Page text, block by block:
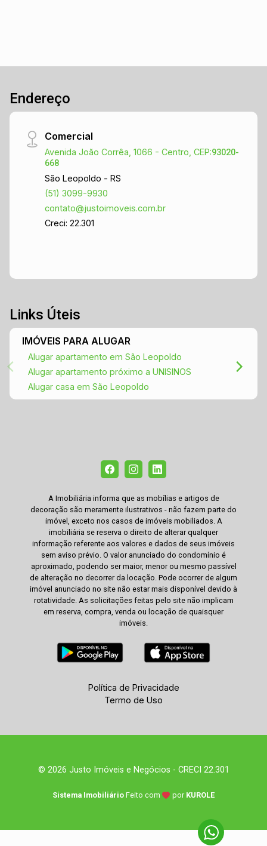
para outras cidades da região. Agende sua visita
São Leopoldo!
Endereço
Comercial
Avenida João Corrêa, 1066 - Centro, CEP:93020-
668
São Leopoldo - RS
(51) 3099-9930
contato@justoimoveis.com.br
Creci: 22.301
Links Úteis
IMÓVEIS PARA ALUGAR
Alugar apartamento em São Leopoldo
Alugar apartamento próximo a UNISINOS
Alugar casa em São Leopoldo
A Imobiliária informa que as mobílias e artigos de
decoração são meramente ilustrativos - não fazem parte do
imóvel, exceto nos casos de imóveis mobiliados. A
imobiliária se reserva o direito de alterar qualquer
informação referente aos valores e dados de seus imóveis
sem aviso prévio. O valor anunciado do condomínio é
aproximado, podendo ser maior, menor ou mesmo passível
de alteração no decorrer da locação. Pode ocorrer de algum
imóvel anunciado no site não estar mais disponível devido à
rotatividade. As solicitações feitas pelo site não implicam
em reserva, compra, venda ou locação de quaisquer
imóveis.
Política de Privacidade
Termo de Uso
© 2026 Justo Imóveis e Negócios - CRECI 22.301
Sistema Imobiliário Feito com por KUROLE